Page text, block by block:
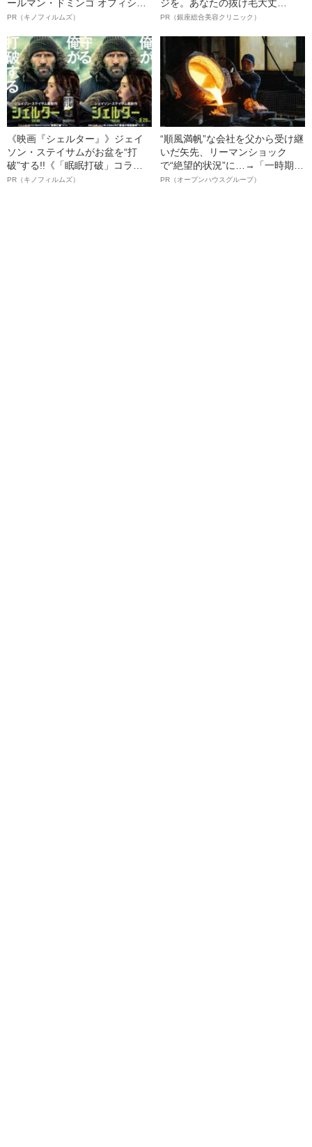
ールマン・ドミンゴ オフィシャ
ルインタビュー“観客を魅了した
語る”《日本興収70億円突破》
PR（キノフィルムズ）
ジを。あなたの抜け毛大丈
夫！？
PR（銀座総合美容クリニック）
《映画『シェルター』》ジェイ
ソン・ステイサムがお盆を“打
破”する!!《「眠眠打破」コラ
ボ》
PR（キノフィルムズ）
“順風満帆”な会社を父から受け継
いだ矢先、リーマンショック
で“絶望的状況”に…→「一時期は
納品3年待ち」のヒット商品を生
PR（オープンハウスグループ）